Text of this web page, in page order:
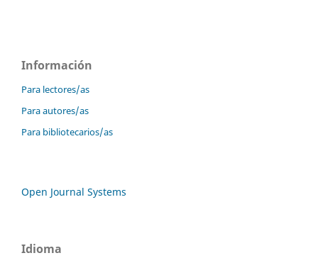
Información
Para lectores/as
Para autores/as
Para bibliotecarios/as
Open Journal Systems
Idioma